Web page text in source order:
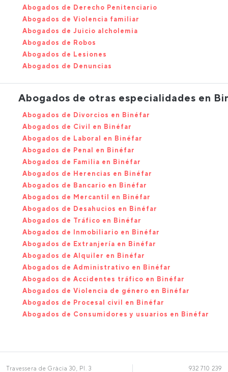
Abogados de Derecho Penitenciario
Abogados de Violencia familiar
Abogados de Juicio alcholemia
Abogados de Robos
Abogados de Lesiones
Abogados de Denuncias
Abogados de otras especialidades en
Abogados de Divorcios en Binéfar
Abogados de Civil en Binéfar
Abogados de Laboral en Binéfar
Abogados de Penal en Binéfar
Abogados de Familia en Binéfar
Abogados de Herencias en Binéfar
Abogados de Bancario en Binéfar
Abogados de Mercantil en Binéfar
Abogados de Desahucios en Binéfar
Abogados de Tráfico en Binéfar
Abogados de Inmobiliario en Binéfar
Abogados de Extranjería en Binéfar
Abogados de Alquiler en Binéfar
Abogados de Administrativo en Binéfar
Abogados de Accidentes tráfico en Binéfar
Abogados de Violencia de género en Binéfar
Abogados de Procesal civil en Binéfar
Abogados de Consumidores y usuarios en Binéfar
Travessera de Gràcia 30, Pl. 3
932 710 239